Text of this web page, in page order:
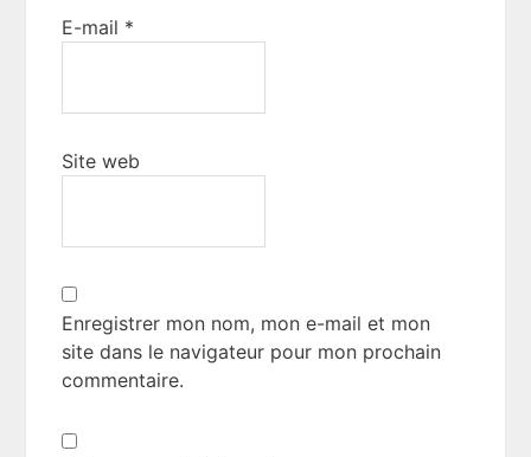
E-mail *
Site web
Enregistrer mon nom, mon e-mail et mon
site dans le navigateur pour mon prochain
commentaire.